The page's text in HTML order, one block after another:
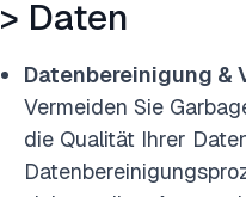
> Daten
Datenbereinigung &
Vermeiden Sie
die Qualität Ihrer